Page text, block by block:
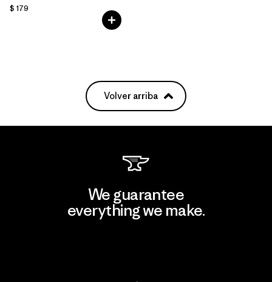
$ 179
Volver arriba
We guarantee
everything we make.